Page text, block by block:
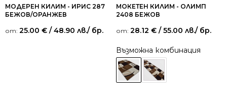
МОДЕРЕН КИЛИМ - ИРИС 287
БЕЖОВ/ОРАНЖЕВ
от: 25.00 € / 48.90 лв./ бр.
МОКЕТЕН КИЛИМ - ОЛИМП
2408 БЕЖОВ
от: 28.12 € / 55.00 лв./ бр.
Възможна комбинация